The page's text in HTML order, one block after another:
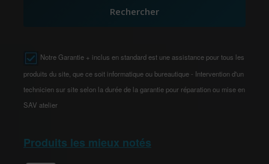
Rechercher
Notre Garantie + inclus en standard est une assistance pour tous les
produits du site, que ce soit informatique ou bureautique - Intervention d'un
technicien sur site selon la durée de la garantie pour réparation ou mise en
SAV atelier
Produits les mieux notés